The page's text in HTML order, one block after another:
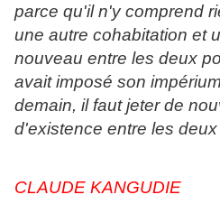
parce qu'il n'y comprend
une autre cohabitation et
nouveau entre les deux
avait imposé son
demain, il faut jeter de
d'existence entre les
CLAUDE KANGUDIE